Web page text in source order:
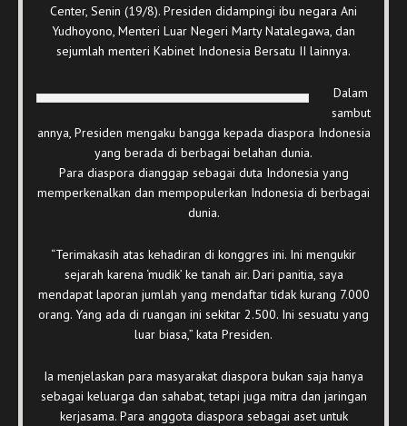
Center, Senin (19/8). Presiden didampingi ibu negara Ani
Yudhoyono, Menteri Luar Negeri Marty Natalegawa, dan
sejumlah menteri Kabinet Indonesia Bersatu II lainnya.
Dalam
sambut
annya, Presiden mengaku bangga kepada diaspora Indonesia
yang berada di berbagai belahan dunia.
Para diaspora dianggap sebagai duta Indonesia yang
memperkenalkan dan mempopulerkan Indonesia di berbagai
dunia.
“Terimakasih atas kehadiran di konggres ini. Ini mengukir
sejarah karena ‘mudik’ ke tanah air. Dari panitia, saya
mendapat laporan jumlah yang mendaftar tidak kurang 7.000
orang. Yang ada di ruangan ini sekitar 2.500. Ini sesuatu yang
luar biasa,” kata Presiden.
Ia menjelaskan para masyarakat diaspora bukan saja hanya
sebagai keluarga dan sahabat, tetapi juga mitra dan jaringan
kerjasama. Para anggota diaspora sebagai aset untuk